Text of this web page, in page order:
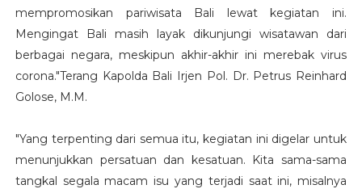
mempromosikan pariwisata Bali lewat kegiatan ini.
Mengingat Bali masih layak dikunjungi wisatawan dari
berbagai negara, meskipun akhir-akhir ini merebak virus
corona."Terang Kapolda Bali Irjen Pol. Dr. Petrus Reinhard
Golose, M.M.
"Yang terpenting dari semua itu, kegiatan ini digelar untuk
menunjukkan persatuan dan kesatuan. Kita sama-sama
tangkal segala macam isu yang terjadi saat ini, misalnya